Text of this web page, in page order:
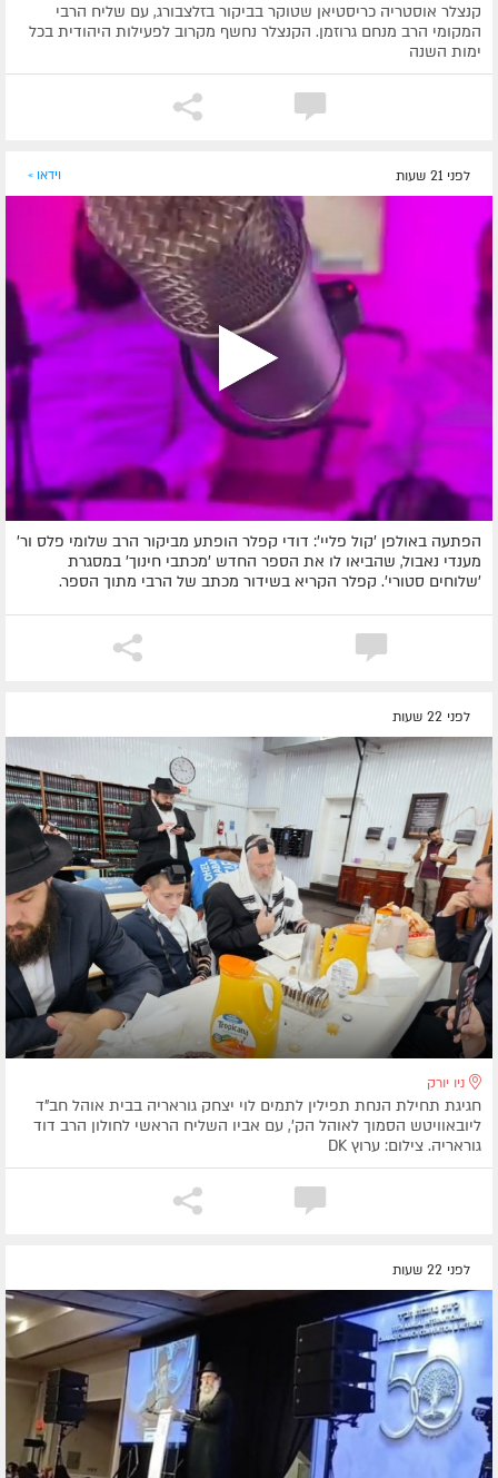
קנצלר אוסטריה כריסטיאן שטוקר בביקור בזלצבורג, עם שליח הרבי
המקומי הרב מנחם גרוזמן. הקנצלר נחשף מקרוב לפעילות היהודית בכל
ימות השנה
לפני 21 שעות וידאו »
הפתעה באולפן 'קול פליי': דודי קפלר הופתע מביקור הרב שלומי פלס ור'
מענדי נאבול, שהביאו לו את הספר החדש 'מכתבי חינוך' במסגרת
'שלוחים סטורי'. קפלר הקריא בשידור מכתב של הרבי מתוך הספר.
לפני 22 שעות
ניו יורק
חגיגת תחילת הנחת תפילין לתמים לוי יצחק גוראריה בבית אוהל חב"ד
ליובאוויטש הסמוך לאוהל הק', עם אביו השליח הראשי לחולון הרב דוד
גוראריה. צילום: ערוץ DK
לפני 22 שעות